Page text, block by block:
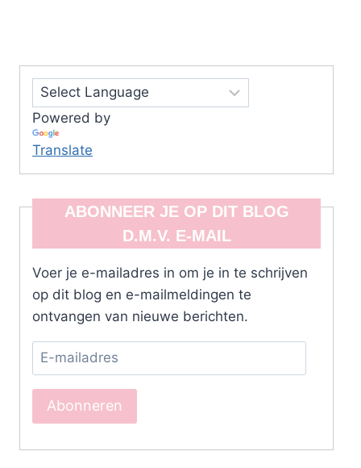
Powered by
Translate
ABONNEER JE OP DIT BLOG
D.M.V. E-MAIL
Voer je e-mailadres in om je in te schrijven
op dit blog en e-mailmeldingen te
ontvangen van nieuwe berichten.
E-
mailadres
Abonneren